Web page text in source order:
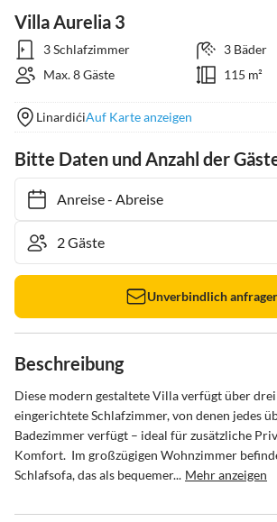
Villa Aurelia 3
3 Schlafzimmer
3 Bäder
Max. 8 Gäste
115 m²
LinardićiAuf Karte anzeigen
Bitte Daten und Anzahl der
Anreise- Abreise
Unverbindlich
Beschreibung
Diese modern gestaltete Villa verfügt über
eingerichtete Schlafzimmer, von denen jedes
Badezimmer verfügt – ideal für zusätzliche
Komfort.  Im großzügigen Wohnzimmer
Schlafsofa, das als bequemer... Mehr anzeigen